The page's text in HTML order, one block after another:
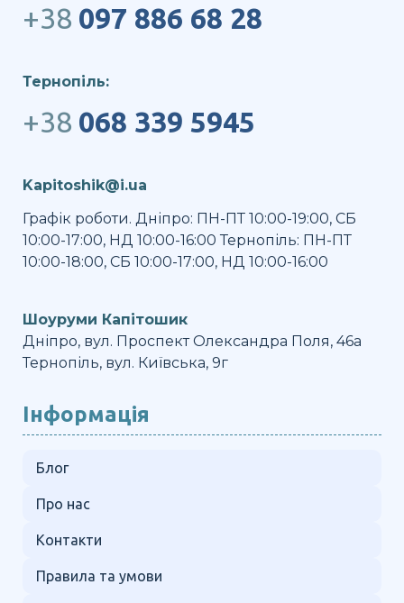
+38 097 886 68 28
Тернопіль:
+38 068 339 5945
Kapitoshik@i.ua
Графік роботи. Дніпро: ПН-ПТ 10:00-19:00, СБ
10:00-17:00, НД 10:00-16:00 Тернопіль: ПН-ПТ
10:00-18:00, СБ 10:00-17:00, НД 10:00-16:00
Шоуруми Капітошик
Дніпро, вул. Проспект Олександра Поля, 46а
Тернопіль, вул. Київська, 9г
Інформація
Блог
Про нас
Контакти
Правила та умови